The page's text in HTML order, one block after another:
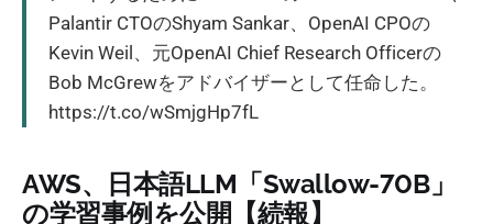
Palantir CTOのShyam Sankar、OpenAI CPOの
Kevin Weil、元OpenAI Chief Research Officerの
Bob McGrewをアドバイザーとして任命した。
https://t.co/wSmjgHp7fL
AWS、日本語LLM「Swallow-70B」
の学習事例を公開【続報】